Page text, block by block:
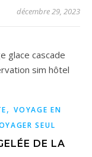
décembre 29, 2023
,VOYAGE EN
SEUL
DE LA